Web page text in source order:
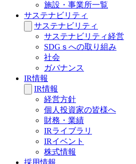
施設・事業所一覧
サステナビリティ
サステナビリティ
サステナビリティ経営
SDGｓへの取り組み
社会
ガバナンス
IR情報
IR情報
経営方針
個人投資家の皆様へ
財務・業績
IRライブラリ
IRイベント
株式情報
採用情報